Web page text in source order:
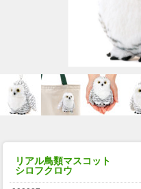
リアル鳥類マスコット
シロフクロウ